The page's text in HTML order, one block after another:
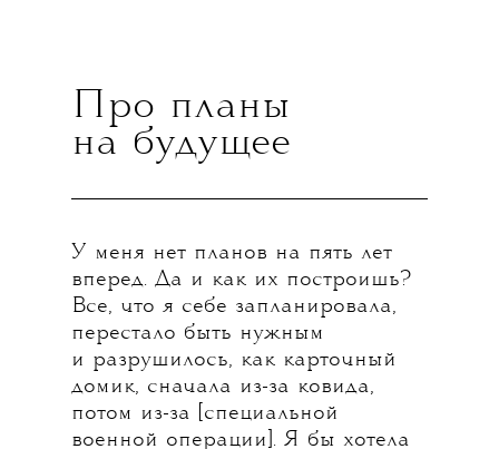
Про планы
на будущее
У меня нет планов на пять лет
вперед. Да и как их построишь?
Все, что я себе запланировала,
перестало быть нужным
и разрушилось, как карточный
домик, сначала из-за ковида,
потом из-за [специальной
военной операции]. Я бы хотела